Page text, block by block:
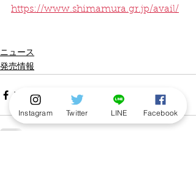
https://www.shimamura.gr.jp/avail/
ニュース
発売情報
Instagram Twitter LINE Facebook